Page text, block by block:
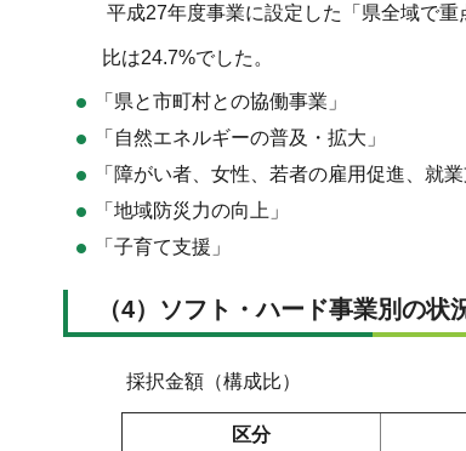
平成27年度事業に設定した「県全域で重
比は24.7%でした。
「県と市町村との協働事業」 1
「自然エネルギーの普及・拡大
「障がい者、女性、若者の雇用促進、就
「地域防災力の向上」
「子育て支援」
（4）ソフト・ハード事業別の状
採択金額（構成比）
区分